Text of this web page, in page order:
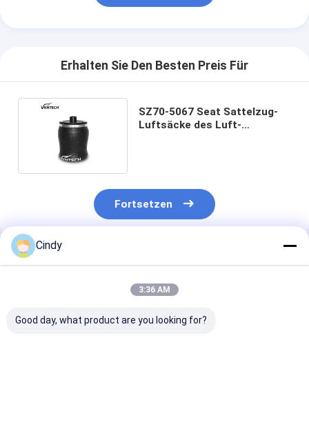
Erhalten Sie Den Besten Preis Für
SZ70-5067 Seat Sattelzug-
Luftsäcke des Luft-
Fortsetzen
Empfohlene Produkte
Cindy
3:36 AM
Good day, what product are you looking for?